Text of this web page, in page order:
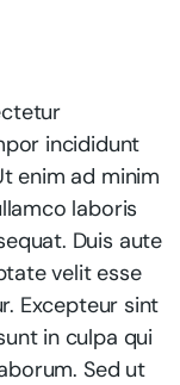
incididunt
enim ad minim
laboris
Duis aute
velit esse
Excepteur sint
in culpa qui
Sed ut